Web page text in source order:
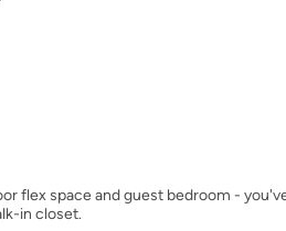
flex space and guest bedroom -
in closet.